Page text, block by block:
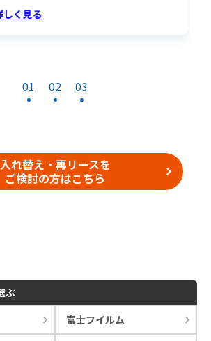
しく見る
01 02 03
入れ替え・再リースを
ご検討の方はこちら
ぶ
富士フイルム